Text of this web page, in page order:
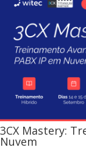
3CX Mastery:
Nuvem